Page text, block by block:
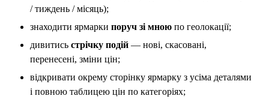
/ тиждень / місяць);
знаходити ярмарки поруч зі мною по геолокації;
дивитись стрічку подій — нові, скасовані,
перенесені, зміни цін;
відкривати окрему сторінку ярмарку з усіма деталями
і повною таблицею цін по категоріях;